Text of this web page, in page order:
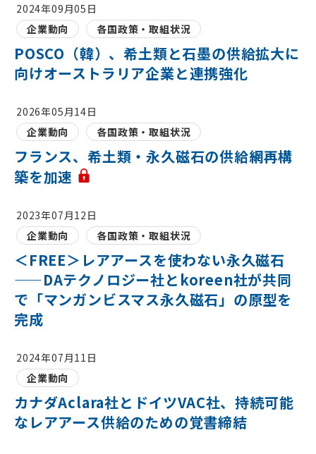
2024年09月05日
企業動向
各国政策・取組状況
POSCO（韓）、希土類と石墨の供給拡大に
向けオーストラリア企業と連携強化
2026年05月14日
企業動向
各国政策・取組状況
フランス、希土類・永久磁石の供給網再構
築を加速
2023年07月12日
企業動向
各国政策・取組状況
＜FREE＞レアアースを使わない永久磁石
——DAテクノロジー社とkoreen社が共同
で「マンガンビスマス永久磁石」の原型を
完成
2024年07月11日
企業動向
カナダAclara社とドイツVAC社、持続可能
なレアアース供給のための覚書締結